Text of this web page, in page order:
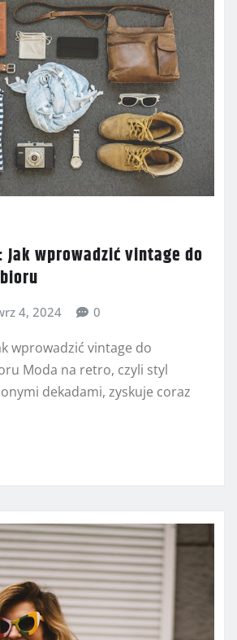
wprowadzić vintage do
4, 2024 0
wprowadzić vintage do
Moda na retro, czyli styl
dekadami, zyskuje coraz